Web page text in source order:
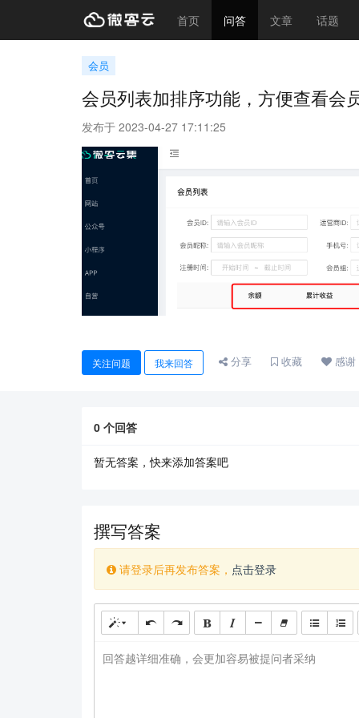
首页 问答 文章 话题
会员
会员列表加排序功能，方便查看会
发布于 2023-04-27 17:11:25
关注问题 我来回答 分享 收藏 感谢
0 个回答
暂无答案，快来添加答案吧
撰写答案
请登录后再发布答案， 点击登录
回答越详细准确，会更加容易被提问者采纳